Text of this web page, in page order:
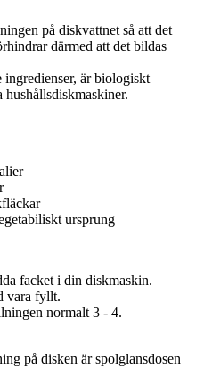
på diskvattnet så att det
därmed att det bildas
ingredienser, är biologiskt
hushållsdiskmaskiner.
ursprung
facket i din diskmaskin.
vara fyllt.
normalt 3 - 4.
på disken är spolglansdosen